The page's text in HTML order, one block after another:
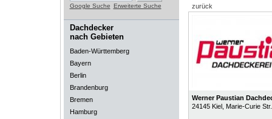
Google Suche Erweiterte Suche
Dachdecker
nach Gebieten
Baden-Württemberg
Bayern
Berlin
Brandenburg
Bremen
Hamburg
zurück
Werner Paustian
24145 Kiel, Marie-Curie